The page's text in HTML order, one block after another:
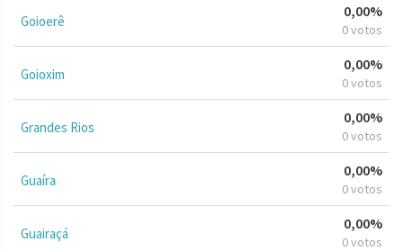
Goioerê
0,00%
0 votos
Goioxim
0,00%
0 votos
Grandes Rios
0,00%
0 votos
Guaíra
0,00%
0 votos
Guairaçá
0,00%
0 votos